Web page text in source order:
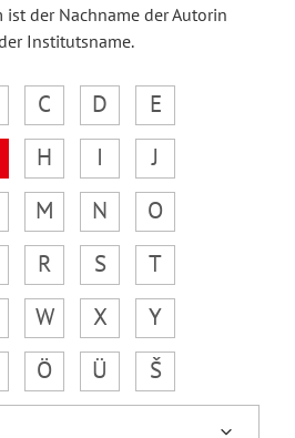
ist der Nachname der Autorin
Institutsname.
C D
E
H I
J
M N
O
R S
T
W X
Y
Ö Ü Š